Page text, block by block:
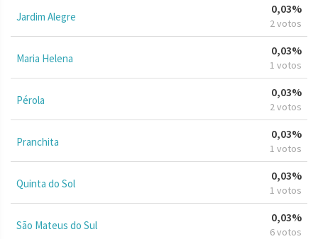
Jardim Alegre
0,03%
2 votos
Maria Helena
0,03%
1 votos
Pérola
0,03%
2 votos
Pranchita
0,03%
1 votos
Quinta do Sol
0,03%
1 votos
São Mateus do Sul
0,03%
6 votos